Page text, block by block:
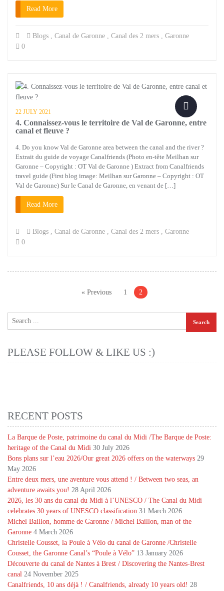
Read More
Blogs , Canal de Garonne , Canal des 2 mers , Garonne
0
22 JULY 2021
4. Connaissez-vous le territoire de Val de Garonne, entre
canal et fleuve ?
4. Do you know Val de Garonne area between the canal and the river ?
Extrait du guide de voyage Canalfriends (Photo en-tête Meilhan sur
Garonne – Copyright : OT Val de Garonne ) Extract from Canalfriends
travel guide (First blog image: Meilhan sur Garonne – Copyright : OT
Val de Garonne) Sur le Canal de Garonne, en venant de […]
Read More
Blogs , Canal de Garonne , Canal des 2 mers , Garonne
0
« Previous 1 2
PLEASE FOLLOW & LIKE US :)
RECENT POSTS
La Barque de Poste, patrimoine du canal du Midi /The Barque de Poste:
heritage of the Canal du Midi 30 July 2026
Bons plans sur l’eau 2026/Our great 2026 offers on the waterways 29
May 2026
Entre deux mers, une aventure vous attend ! / Between two seas, an
adventure awaits you! 28 April 2026
2026, les 30 ans du canal du Midi à l’UNESCO / The Canal du Midi
celebrates 30 years of UNESCO classification 31 March 2026
Michel Baillon, homme de Garonne / Michel Baillon, man of the
Garonne 4 March 2026
Christelle Cousset, la Poule à Vélo du canal de Garonne /Christelle
Cousset, the Garonne Canal’s “Poule à Vélo” 13 January 2026
Découverte du canal de Nantes à Brest / Discovering the Nantes-Brest
canal 24 November 2025
Canalfriends, 10 ans déjà ! / Canalfriends, already 10 years old! 28